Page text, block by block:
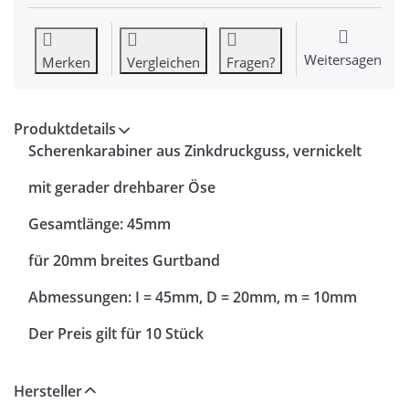
Merken Vergleichen Fragen? Weitersagen
Produktdetails
Scherenkarabiner aus Zinkdruckguss, vernickelt
mit gerader drehbarer Öse
Gesamtlänge: 45mm
für 20mm breites Gurtband
Abmessungen: I = 45mm, D = 20mm, m = 10mm
Der Preis gilt für 10 Stück
Hersteller